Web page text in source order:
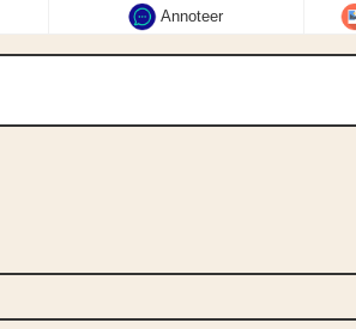
Annoteer